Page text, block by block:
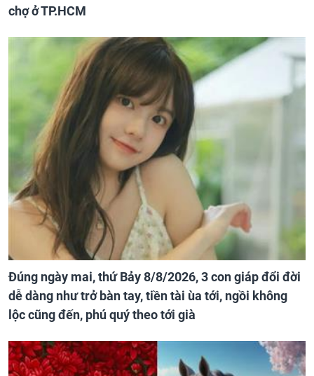
chợ ở TP.HCM
Đúng ngày mai, thứ Bảy 8/8/2026, 3 con giáp đổi đời
dễ dàng như trở bàn tay, tiền tài ùa tới, ngồi không
lộc cũng đến, phú quý theo tới già